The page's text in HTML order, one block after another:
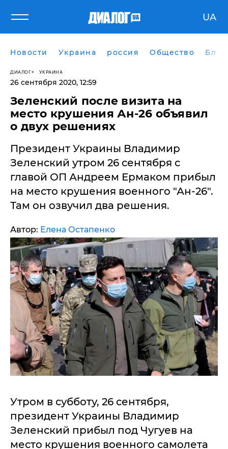
UA
Новости Украина россия Общество
ДИАЛОГ УКРАИНА
26 сентября 2020, 12:59
Зеленский после визита на
место крушения Ан-26 объявил
о двух решениях
​Президент Украины Владимир
Зеленский утром 26 сентября с
главой ОП Андреем Ермаком прибыл
на место крушения военного "Ан-26".
Там он озвучил два решения.
Автор: Елена Остапенко
Утром в субботу, 26 сентября,
президент Украины Владимир
Зеленский прибыл под Чугуев на
место крушения военного самолета